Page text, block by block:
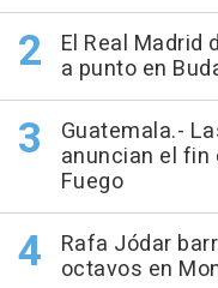
El Real Madrid
a punto en
Guatemala.-
anuncian el fin
Fuego
Rafa Jódar
octavos en